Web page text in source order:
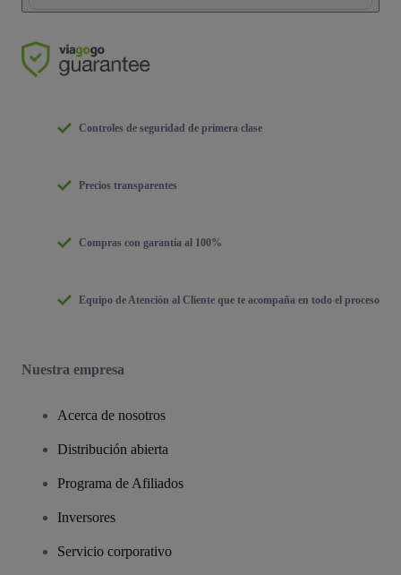
Controles de seguridad de primera clase
Precios transparentes
Compras con garantía al 100%
Equipo de Atención al Cliente que te acompaña en todo el proceso
Nuestra empresa
Acerca de nosotros
Distribución abierta
Programa de Afiliados
Inversores
Servicio corporativo